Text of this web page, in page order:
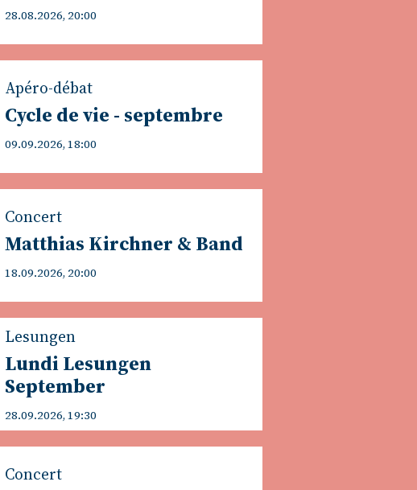
28.08.2026, 20:00
Apéro-débat
Cycle de vie - septembre
09.09.2026, 18:00
Concert
Matthias Kirchner & Band
18.09.2026, 20:00
Lesungen
Lundi Lesungen
September
28.09.2026, 19:30
Concert